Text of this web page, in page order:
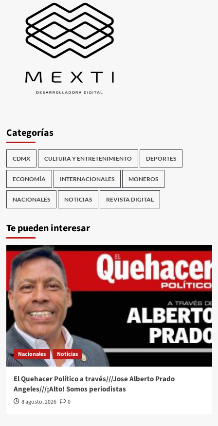
Categorías
CDMX CULTURA Y ENTRETENIMIENTO DEPORTES
ECONOMÍA INTERNACIONALES MONEROS
NACIONALES NOTICIAS REVISTA DIGITAL
Te pueden interesar
Nacionales Noticias
El Quehacer Político a través///Jose Alberto Prado
Angeles///¡Alto! Somos periodistas
8 agosto, 2026 0